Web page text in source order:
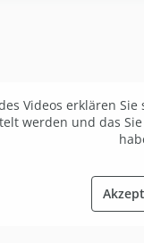
Videos erklären
werden und das